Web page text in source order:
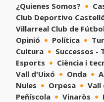
¿Quienes Somos?
Club Deportivo
Villarreal Club de
Opinió
Política
Cultura
Successos -
Esports
Ciència i
Vall d'Uixó
Onda
Nules
Orpesa Vall
Peñíscola
Vinaròs